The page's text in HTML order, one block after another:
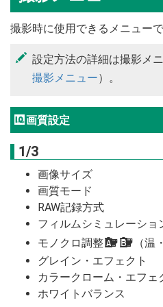
撮影時に使用できるメニューで
設定方法の詳細は撮影メ
撮影メニュー）。
H画質設定
1/3
画像サイズ
画質モード
RAW記録方式
フィルムシミュレーショ
モノクロ調整ab （温
グレイン・エフェクト
カラークローム・エフェ
ホワイトバランス